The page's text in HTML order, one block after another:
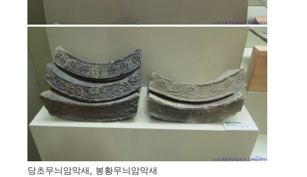
당초무늬암막새, 봉황무늬암막새